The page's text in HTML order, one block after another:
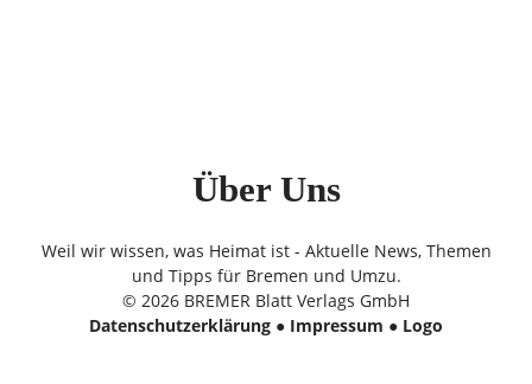
Über Uns
Weil wir wissen, was Heimat ist - Aktuelle News, Themen
und Tipps für Bremen und Umzu.
© 2026 BREMER Blatt Verlags GmbH
Datenschutzerklärung ● Impressum ● Logo